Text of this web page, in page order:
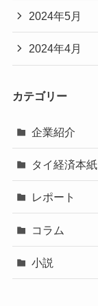
2024年5月
2024年4月
カテゴリー
企業紹介
タイ経済本紙
レポート
コラム
小説